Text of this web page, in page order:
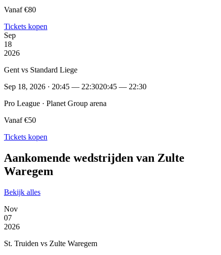
Vanaf €80
Tickets kopen
Sep
18
2026
Gent vs Standard Liege
Sep 18, 2026 · 20:45 — 22:3020:45 — 22:30
Pro League · Planet Group arena
Vanaf €50
Tickets kopen
Aankomende wedstrijden van Zulte
Waregem
Bekijk alles
Nov
07
2026
St. Truiden vs Zulte Waregem